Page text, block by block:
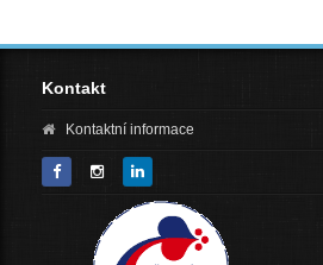
Kontakt
Kontaktní informace